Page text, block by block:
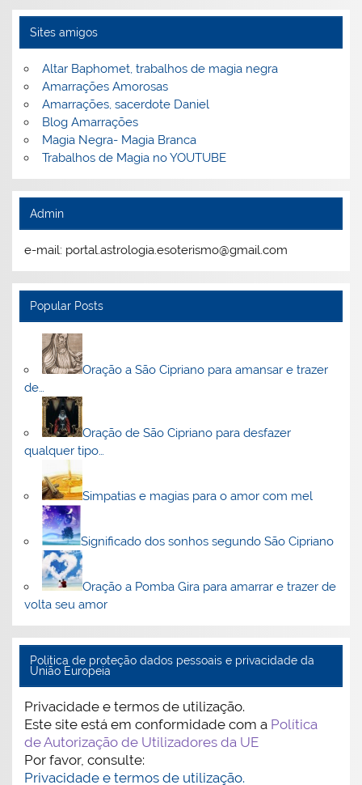
Sites amigos
Altar Baphomet, trabalhos de magia negra
Amarrações Amorosas
Amarrações, sacerdote Daniel
Blog Amarrações
Magia Negra- Magia Branca
Trabalhos de Magia no YOUTUBE
Admin
e-mail: portal.astrologia.esoterismo@gmail.com
Popular Posts
Oração a São Cipriano para amansar e trazer
de…
Oração de São Cipriano para desfazer
qualquer tipo…
Simpatias e magias para o amor com mel
Significado dos sonhos segundo São Cipriano
Oração a Pomba Gira para amarrar e trazer de
volta seu amor
Politica de proteção dados pessoais e privacidade da
União Europeia
Privacidade e termos de utilização.
Este site está em conformidade com a Política
de Autorização de Utilizadores da UE
Por favor, consulte:
Privacidade e termos de utilização.